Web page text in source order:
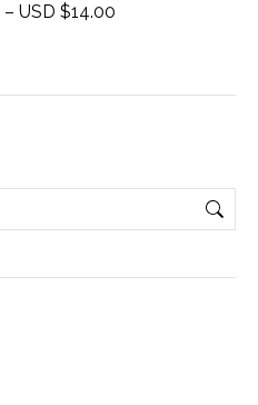
options
chosen
on
– USD $14.00Price